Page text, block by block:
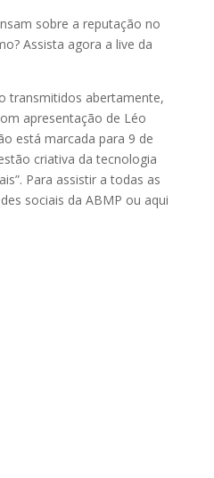
sobre a reputação no
Assista agora a live da
transmitidos abertamente,
apresentação de Léo
está marcada para 9 de
criativa da tecnologia
Para assistir a todas as
sociais da ABMP ou aqui